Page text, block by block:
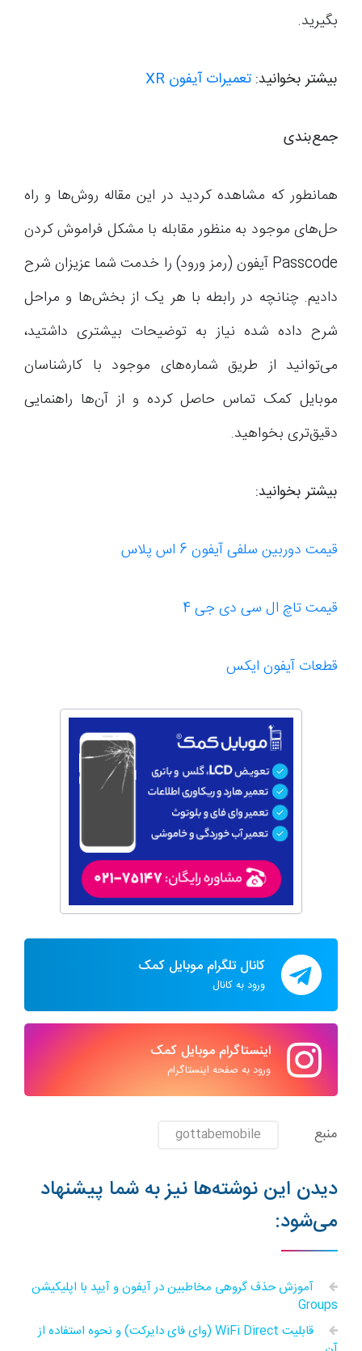
بگیرید.
بیشتر بخوانید: تعمیرات آیفون XR
جمع‌بندی
همانطور که مشاهده کردید در این مقاله روش‌ها و راه
حل‌های موجود به منظور مقابله با مشکل فراموش کردن
Passcode آیفون (رمز ورود) را خدمت شما عزیزان شرح
دادیم. چنانچه در رابطه با هر یک از بخش‌ها و مراحل
شرح داده شده نیاز به توضیحات بیشتری داشتید،
می‌توانید از طریق شماره‌های موجود با کارشناسان
موبایل کمک تماس حاصل کرده و از آن‌ها راهنمایی
دقیق‌تری بخواهید.
بیشتر بخوانید:
قیمت دوربین سلفی آیفون 6 اس پلاس
قیمت تاچ ال سی دی جی 4
قطعات آیفون ایکس
کانال تلگرام موبایل کمک
ورود به کانال
اینستاگرام موبایل کمک
ورود به صفحه اینستاگرام
منبع gottabemobile
دیدن این نوشته‌ها نیز به شما پیشنهاد
می‌شود:
آموزش حذف گروهی مخاطبین در آیفون و آیپد با اپلیکیشن
Groups
قابلیت WiFi Direct (وای فای دایرکت) و نحوه استفاده از